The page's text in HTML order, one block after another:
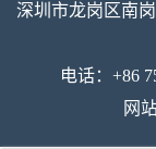
深圳市龙岗区南
电话：+86
网